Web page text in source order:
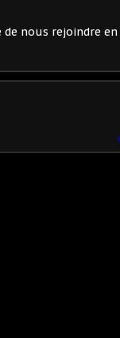
nous rejoindre